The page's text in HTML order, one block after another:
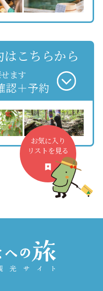
こちらから
ます
認＋予約
お気に入り
リストを見る